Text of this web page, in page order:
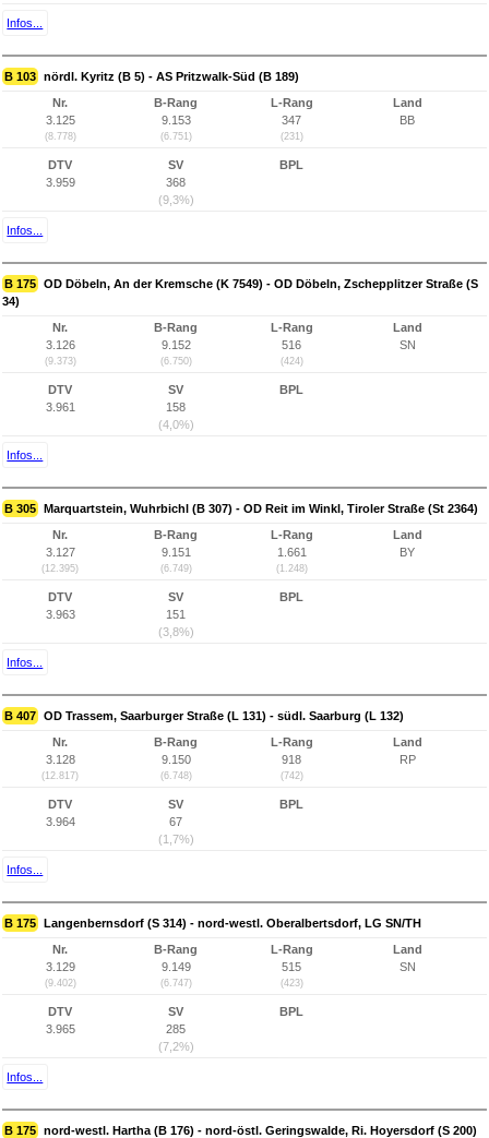
Infos...
B 103 nördl. Kyritz (B 5) - AS Pritzwalk-Süd (B 189)
Nr.
3.125
(8.778)
B-Rang
9.153
(6.751)
L-Rang
347
(231)
Land
BB
DTV
3.959
SV
368
(9,3%)
BPL
Infos...
B 175 OD Döbeln, An der Kremsche (K 7549) - OD Döbeln, Zschepplitzer Straße (S
34)
Nr.
3.126
(9.373)
B-Rang
9.152
(6.750)
L-Rang
516
(424)
Land
SN
DTV
3.961
SV
158
(4,0%)
BPL
Infos...
B 305 Marquartstein, Wuhrbichl (B 307) - OD Reit im Winkl, Tiroler Straße (St 2364)
Nr.
3.127
(12.395)
B-Rang
9.151
(6.749)
L-Rang
1.661
(1.248)
Land
BY
DTV
3.963
SV
151
(3,8%)
BPL
Infos...
B 407 OD Trassem, Saarburger Straße (L 131) - südl. Saarburg (L 132)
Nr.
3.128
(12.817)
B-Rang
9.150
(6.748)
L-Rang
918
(742)
Land
RP
DTV
3.964
SV
67
(1,7%)
BPL
Infos...
B 175 Langenbernsdorf (S 314) - nord-westl. Oberalbertsdorf, LG SN/TH
Nr.
3.129
(9.402)
B-Rang
9.149
(6.747)
L-Rang
515
(423)
Land
SN
DTV
3.965
SV
285
(7,2%)
BPL
Infos...
B 175 nord-westl. Hartha (B 176) - nord-östl. Geringswalde, Ri. Hoyersdorf (S 200)